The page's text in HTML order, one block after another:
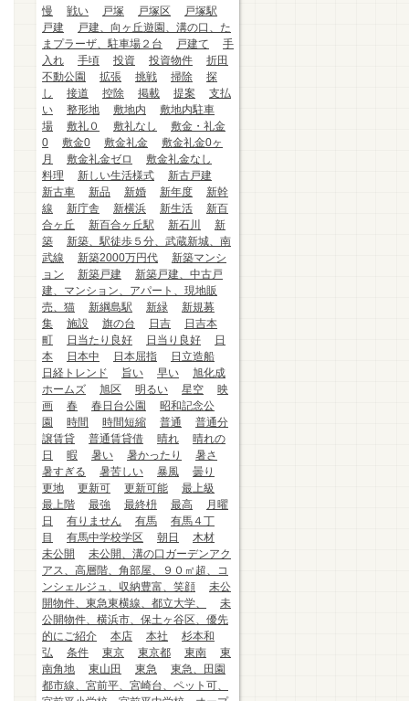
慢
戦い 戸塚 戸塚区
戸塚駅
戸建
戸建、向ヶ丘遊園、溝の口、た
まプラーザ、駐車場２台
戸建て
手
入れ
手頃 投資 投資物件
折田
不動公園
拡張 挑戦 掃除
探
し
接道 控除 掲載 提案
支払
い
整形地 敷地内
敷地内駐車
場
敷礼０ 敷礼なし
敷金・礼金
0
敷金0 敷金礼金
敷金礼金0ヶ
月
敷金礼金ゼロ
敷金礼金なし
料理
新しい生活様式
新古戸建
新古車
新品 新婚 新年度
新幹
線
新庁舎 新横浜 新生活
新百
合ヶ丘
新百合ヶ丘駅 新石川
新
築
新築、駅徒歩５分、武蔵新城、南
武線
新築2000万円代
新築マンシ
ョン
新築戸建
新築戸建、中古戸
建、マンション、アパート、現地販
売、猫
新綱島駅 新緑
新規募
集
施設 旗の台 日吉
日吉本
町
日当たり良好 日当り良好
日
本
日本中 日本屈指
日立造船
日経トレンド
旨い 早い
旭化成
ホームズ
旭区 明るい 星空
映
画
春 春日台公園
昭和記念公
園
時間 時間短縮 普通
普通分
譲賃貸
普通賃貸借 晴れ
晴れの
日
暇 暑い 暑かったり
暑さ
暑すぎる
暑苦しい 暴風
曇り
更地
更新可 更新可能
最上級
最上階
最強 最終枡 最高
月曜
日
有りません 有馬
有馬４丁
目
有馬中学校学区 朝日
木材
未公開
未公開、溝の口ガーデンアク
アス、高層階、角部屋、９０㎡超、コ
ンシェルジュ、収納豊富、笑顔
未公
開物件、東急東横線、都立大学、
未
公開物件、横浜市、保土ヶ谷区、優先
的にご紹介
本店 本社
杉本和
弘
条件 東京 東京都 東南
東
南角地
東山田 東急
東急、田園
都市線、宮前平、宮崎台、ペット可、